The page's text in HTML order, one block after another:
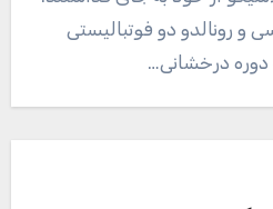
و رونالدو دو فوتبالیستی
درخشانی…